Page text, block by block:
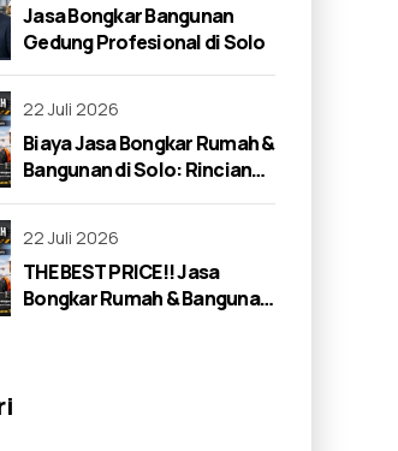
Jasa Bongkar Bangunan
Gedung Profesional di Solo
22 Juli 2026
Biaya Jasa Bongkar Rumah &
Bangunan di Solo: Rincian
22 Juli 2026
THE BEST PRICE!! Jasa
Bongkar Rumah & Bangunan